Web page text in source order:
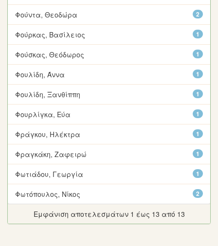
Φούντα, Θεοδώρα 2
Φούρκας, Βασίλειος 1
Φούσκας, Θεόδωρος 1
Φουλίδη, Άννα 1
Φουλίδη, Ξανθίππη 1
Φουρλίγκα, Εύα 1
Φράγκου, Ηλέκτρα 1
Φραγκάκη, Ζαφειρώ 1
Φωτιάδου, Γεωργία 1
Φωτόπουλος, Νίκος 2
Εμφάνιση αποτελεσμάτων 1 έως 13 από 13